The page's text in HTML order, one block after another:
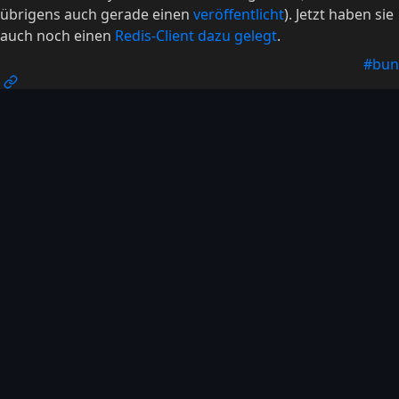
übrigens auch gerade einen veröffentlicht). Jetzt haben sie
auch noch einen Redis-Client dazu gelegt.
#bun